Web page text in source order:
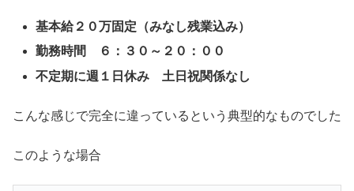
基本給２０万固定（みなし残業込み）
勤務時間 ６：３０～２０：００
不定期に週１日休み 土日祝関係なし
こんな感じで完全に違っているという典型的なものでした
このような場合